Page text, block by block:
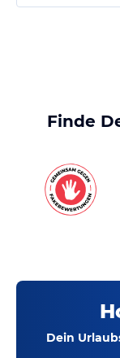
Finde
Dein